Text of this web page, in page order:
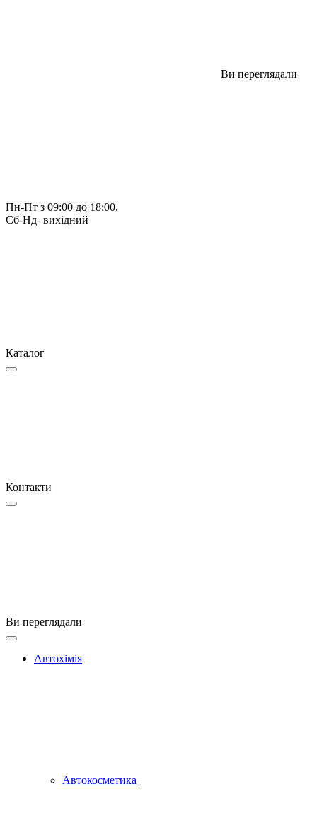
Ви переглядали
Пн-Пт з 09:00 до 18:00,
Сб-Нд- вихідний
Каталог
Контакти
Ви переглядали
Автохімія
Автокосметика